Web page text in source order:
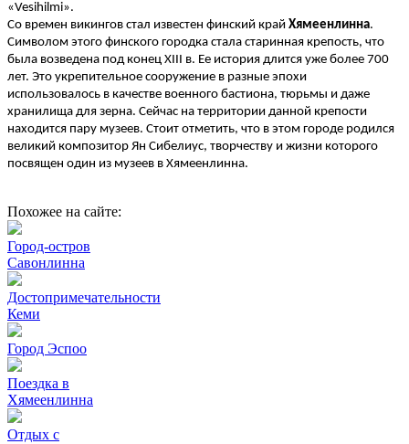
«Vesihilmi».
Со времен викингов стал известен финский край Хямеенлинна.
Символом этого финского городка стала старинная крепость, что
была возведена под конец XIII в. Ее история длится уже более 700
лет. Это укрепительное сооружение в разные эпохи
использовалось в качестве военного бастиона, тюрьмы и даже
хранилища для зерна. Сейчас на территории данной крепости
находится пару музеев. Стоит отметить, что в этом городе родился
великий композитор Ян Сибелиус, творчеству и жизни которого
посвящен один из музеев в Хямеенлинна.
Похожее на сайте:
Город-остров
Савонлинна
Достопримечательности
Кеми
Город Эспоо
Поездка в
Хямеенлинна
Отдых с